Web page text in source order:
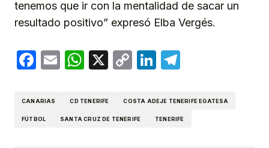
tenemos que ir con la mentalidad de sacar un
resultado positivo” expresó Elba Vergés.
Facebook
EmailWhatsApp
X
CopyLinkedIn
CANARIAS CD TENERIFE COSTA ADEJE TENERIFE EGATESA
FÚTBOL SANTA CRUZ DE TENERIFE TENERIFE